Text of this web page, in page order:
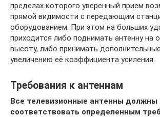
пределах которого уверенный прием
прямой видимости с передающим
оборудованием. При этом на больших
приходится либо поднимать антенну на
высоту, либо принимать
увеличению её коэффициента усиления.
Требования к антеннам
Все телевизионные антенны должны
соответствовать определенным